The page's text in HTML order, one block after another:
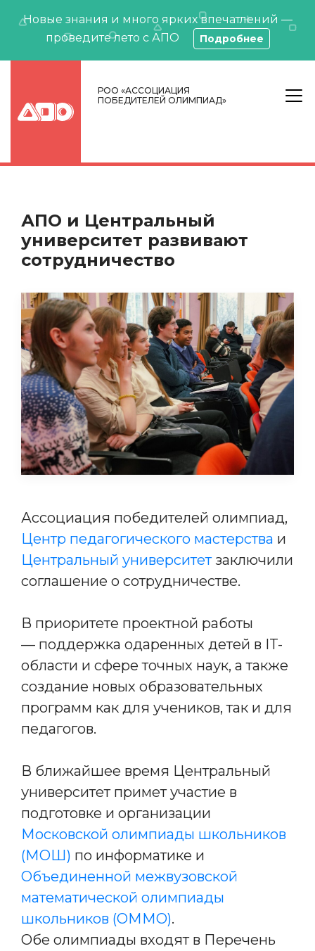
Новые знания и много ярких впечатлений —
проведите лето с АПО
Подробнее
РОО «АССОЦИАЦИЯ
ПОБЕДИТЕЛЕЙ ОЛИМПИАД»
АПО и Центральный
университет развивают
сотрудничество
Ассоциация победителей олимпиад,
Центр педагогического мастерства и
Центральный университетзаключили
соглашение о сотрудничестве.
В приоритете проектной работы
— поддержка одаренных детей в IT-
области и сфере точных наук, а также
создание новых образовательных
программ как для учеников, так и для
педагогов.
В ближайшее время Центральный
университет примет участие в
подготовке и организации
Московской олимпиады школьников
(МОШ) по информатике и
Объединенной межвузовской
математической олимпиады
школьников (ОММО).
Обе олимпиады входят в Перечень